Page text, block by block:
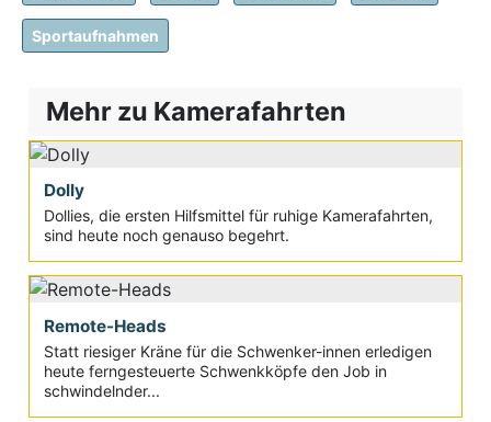
Sportaufnahmen
Mehr zu Kamerafahrten
Dolly
Dollies, die ersten Hilfsmittel für ruhige Kamerafahrten,
sind heute noch genauso begehrt.
Remote-Heads
Statt riesiger Kräne für die Schwenker-innen erledigen
heute ferngesteuerte Schwenkköpfe den Job in
schwindelnder...